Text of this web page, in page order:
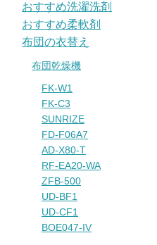
おすすめ洗濯洗剤
おすすめ柔軟剤
布団の衣替え
布団乾燥機
FK-W1
FK-C3
SUNRIZE
FD-F06A7
AD-X80-T
RF-EA20-WA
ZFB-500
UD-BF1
UD-CF1
BOE047-IV